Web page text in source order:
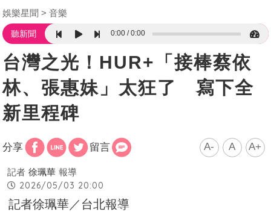
娛樂星聞 音樂
聽新聞 0:00 0:00
台灣之光！HUR+「接棒蔡依
林、張惠妹」太狂了 寫下全
新里程碑
分享 留言 A- A A+
記者 徐珮華 報導
2026/05/03 20:00
記者徐珮華／台北報導